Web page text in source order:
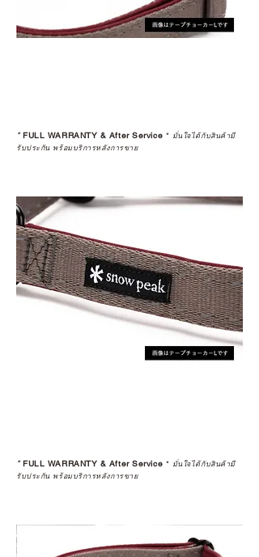
*FULL WARRANTY & After Service * มั่นใจได้กับสินค้ามี
รับประกัน พร้อมบริการหลังการขาย
*FULL WARRANTY & After Service * มั่นใจได้กับสินค้ามี
รับประกัน พร้อมบริการหลังการขาย